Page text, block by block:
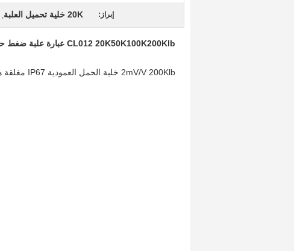
إبراز: 20K خلية تحميل العلبة ,
CL012 20K50K100K200Klb عبارة علبة ضغط حزمة حمولة لوزن الشاحنة
2mV/V 200Klb خلية الحمل العمودية IP67 مغلقة هرميتياً تتوافق مع NTEP